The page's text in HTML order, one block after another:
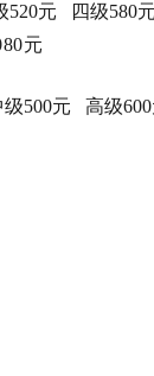
元 四级580
元
500元 高级600